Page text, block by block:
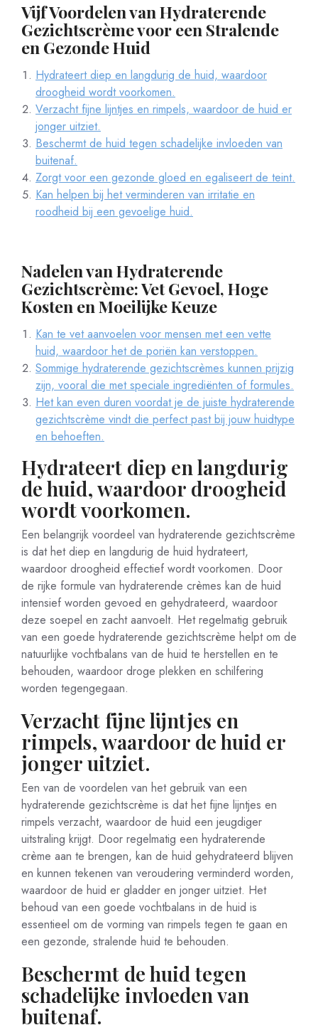
Vijf Voordelen van Hydraterende
Gezichtscrème voor een Stralende
en Gezonde Huid
Hydrateert diep en langdurig de huid, waardoor
droogheid wordt voorkomen.
Verzacht fijne lijntjes en rimpels, waardoor de huid er
jonger uitziet.
Beschermt de huid tegen schadelijke invloeden van
buitenaf.
Zorgt voor een gezonde gloed en egaliseert de teint.
Kan helpen bij het verminderen van irritatie en
roodheid bij een gevoelige huid.
Nadelen van Hydraterende
Gezichtscrème: Vet Gevoel, Hoge
Kosten en Moeilijke Keuze
Kan te vet aanvoelen voor mensen met een vette
huid, waardoor het de poriën kan verstoppen.
Sommige hydraterende gezichtscrèmes kunnen prijzig
zijn, vooral die met speciale ingrediënten of formules.
Het kan even duren voordat je de juiste hydraterende
gezichtscrème vindt die perfect past bij jouw huidtype
en behoeften.
Hydrateert diep en langdurig
de huid, waardoor droogheid
wordt voorkomen.
Een belangrijk voordeel van hydraterende gezichtscrème
is dat het diep en langdurig de huid hydrateert,
waardoor droogheid effectief wordt voorkomen. Door
de rijke formule van hydraterende crèmes kan de huid
intensief worden gevoed en gehydrateerd, waardoor
deze soepel en zacht aanvoelt. Het regelmatig gebruik
van een goede hydraterende gezichtscrème helpt om de
natuurlijke vochtbalans van de huid te herstellen en te
behouden, waardoor droge plekken en schilfering
worden tegengegaan.
Verzacht fijne lijntjes en
rimpels, waardoor de huid er
jonger uitziet.
Een van de voordelen van het gebruik van een
hydraterende gezichtscrème is dat het fijne lijntjes en
rimpels verzacht, waardoor de huid een jeugdiger
uitstraling krijgt. Door regelmatig een hydraterende
crème aan te brengen, kan de huid gehydrateerd blijven
en kunnen tekenen van veroudering verminderd worden,
waardoor de huid er gladder en jonger uitziet. Het
behoud van een goede vochtbalans in de huid is
essentieel om de vorming van rimpels tegen te gaan en
een gezonde, stralende huid te behouden.
Beschermt de huid tegen
schadelijke invloeden van
buitenaf.